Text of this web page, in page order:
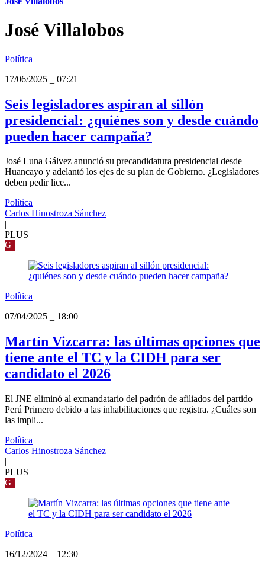
José Villalobos
Política
17/06/2025
07:21
Seis legisladores aspiran al sillón
presidencial: ¿quiénes son y desde cuándo
pueden hacer campaña?
José Luna Gálvez anunció su precandidatura presidencial desde
Huancayo y adelantó los ejes de su plan de Gobierno. ¿Legisladores
deben pedir lice...
Política
Carlos Hinostroza Sánchez
PLUS
G
Política
07/04/2025
18:00
Martín Vizcarra: las últimas opciones que
tiene ante el TC y la CIDH para ser
candidato el 2026
El JNE eliminó al exmandatario del padrón de afiliados del partido
Perú Primero debido a las inhabilitaciones que registra. ¿Cuáles son
las impli...
Política
Carlos Hinostroza Sánchez
|
PLUS
G
Política
16/12/2024
12:30